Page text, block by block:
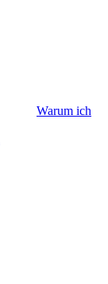
Warum ich